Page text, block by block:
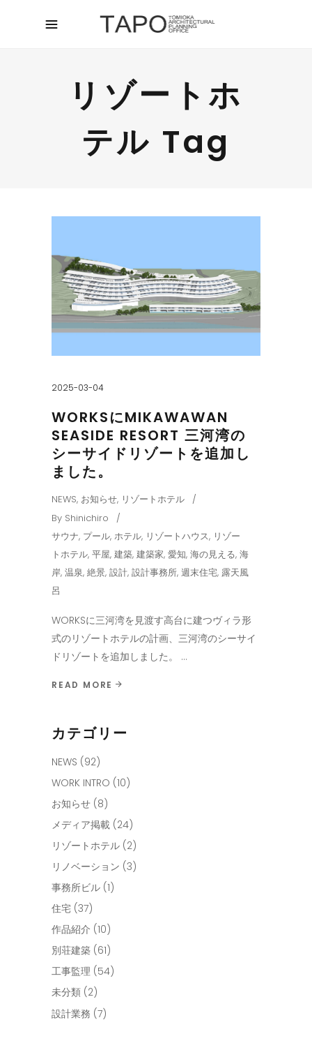
リゾートホ
テル Tag
2025-03-04
WORKSにMIKAWAWAN
SEASIDE RESORT 三河湾の
シーサイドリゾートを追加し
ました。
NEWS, お知らせ, リゾートホテル
By Shinichiro
サウナ, プール, ホテル, リゾートハウス, リゾー
トホテル, 平屋, 建築, 建築家, 愛知, 海の見える, 海
岸, 温泉, 絶景, 設計, 設計事務所, 週末住宅, 露天風
呂
WORKSに三河湾を見渡す高台に建つヴィラ形
式のリゾートホテルの計画、三河湾のシーサイ
ドリゾートを追加しました。
READ MORE
カテゴリー
NEWS (92)
WORK INTRO (10)
お知らせ (8)
メディア掲載 (24)
リゾートホテル (2)
リノベーション (3)
事務所ビル (1)
住宅 (37)
作品紹介 (10)
別荘建築 (61)
工事監理 (54)
未分類 (2)
設計業務 (7)